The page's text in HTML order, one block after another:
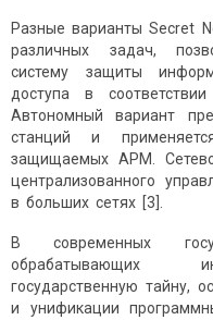
Разные варианты Secret
различных задач,
систему защиты
доступа в
Автономный вариант
станций и
защищаемых АРМ.
централизованного
в больших сетях [3].
В современных
обрабатывающих
государственную тайну,
и унификации